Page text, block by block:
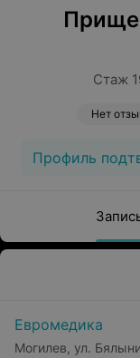
Стаж
Нет
Профиль
Евромедика
Могилев, ул.